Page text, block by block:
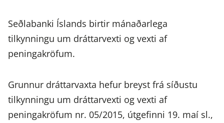
Seðlabanki Íslands birtir mánaðarlega
tilkynningu um dráttarvexti og vexti af
peningakröfum.
Grunnur dráttarvaxta hefur breyst frá síðustu
tilkynningu um dráttarvexti og vexti af
peningakröfum nr. 05/2015, útgefinni 19. maí sl.,